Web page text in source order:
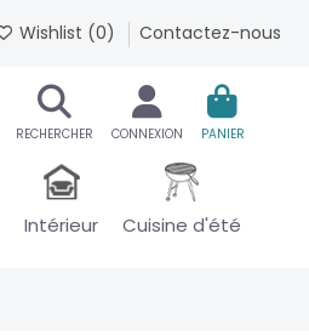
Wishlist (0) Contactez-nous
RECHERCHER CONNEXION PANIER
Intérieur Cuisine d'été